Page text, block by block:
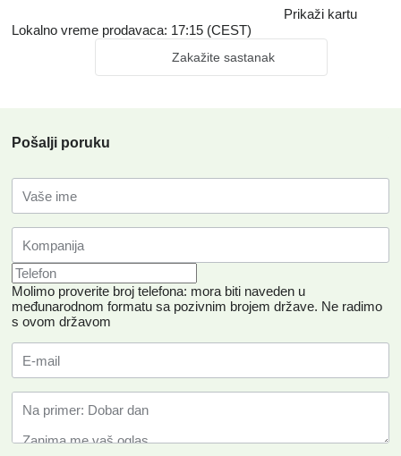
Prikaži kartu
Lokalno vreme prodavaca: 17:15 (CEST)
Zakažite sastanak
Pošalji poruku
Molimo proverite broj telefona: mora biti naveden u
međunarodnom formatu sa pozivnim brojem države. Ne radimo
s ovom državom